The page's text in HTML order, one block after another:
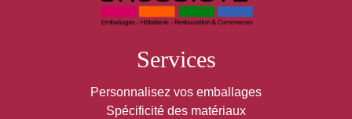
Services
Personnalisez vos emballages
Spécificité des matériaux